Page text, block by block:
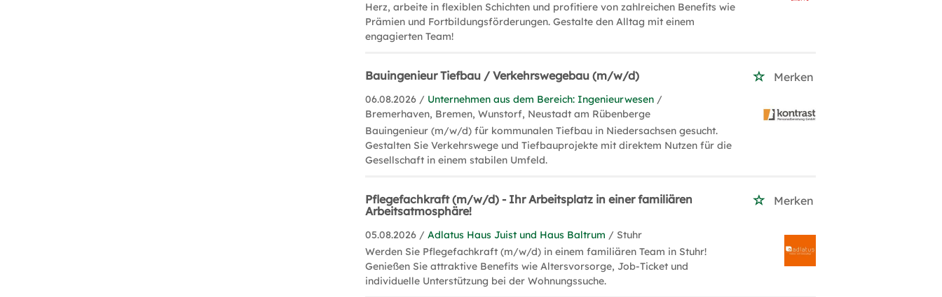
Herz, arbeite in flexiblen Schichten und profitiere von zahlreichen Benefits wie
Prämien und Fortbildungsförderungen. Gestalte den Alltag mit einem
engagierten Team!
Bauingenieur Tiefbau / Verkehrswegebau (m/w/d) Merken
06.08.2026 / Unternehmen aus dem Bereich: Ingenieurwesen /
Bremerhaven, Bremen, Wunstorf, Neustadt am Rübenberge
Bauingenieur (m/w/d) für kommunalen Tiefbau in Niedersachsen gesucht.
Gestalten Sie Verkehrswege und Tiefbauprojekte mit direktem Nutzen für die
Gesellschaft in einem stabilen Umfeld.
Pflegefachkraft (m/w/d) - Ihr Arbeitsplatz in einer familiären
Arbeitsatmosphäre!
Merken
05.08.2026 /Adlatus Haus Juist und Haus Baltrum / Stuhr
Werden Sie Pflegefachkraft (m/w/d) in einem familiären Team in Stuhr!
Genießen Sie attraktive Benefits wie Altersvorsorge, Job-Ticket und
individuelle Unterstützung bei der Wohnungssuche.